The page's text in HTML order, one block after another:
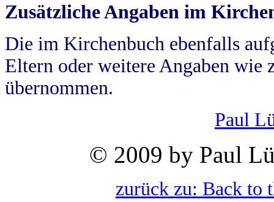
Zusätzliche Angaben im
Die im Kirchenbuch ebenfalls
Eltern oder weitere Angaben wie
übernommen.
Paul
© 2009 by Paul
zurück zu: Back to